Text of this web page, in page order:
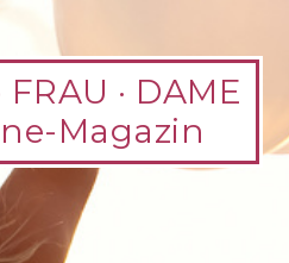
FRAU · DAME
Magazin